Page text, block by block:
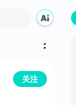
关注